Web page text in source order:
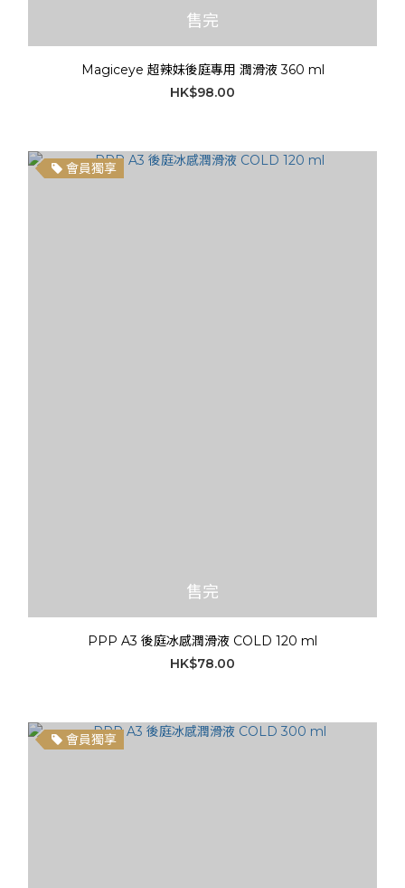
售完
Magiceye 超辣妹後庭專用 潤滑液 360 ml
HK$98.00
會員獨享
售完
PPP A3 後庭冰感潤滑液 COLD 120 ml
HK$78.00
會員獨享